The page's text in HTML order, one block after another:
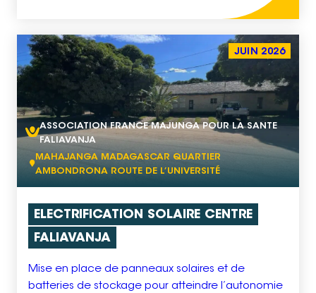
communes du Val d’Oise (Gonesse, Goussainville,
pleinement dans les priorités de la Fondation du
Grand Orient de France, […]
JUIN 2026
ASSOCIATION FRANCE MAJUNGA POUR LA SANTE
FALIAVANJA
MAHAJANGA MADAGASCAR QUARTIER
AMBONDRONA ROUTE DE L’UNIVERSITÉ
ELECTRIFICATION SOLAIRE CENTRE
FALIAVANJA
Mise en place de panneaux solaires et de
batteries de stockage pour atteindre l’autonomie